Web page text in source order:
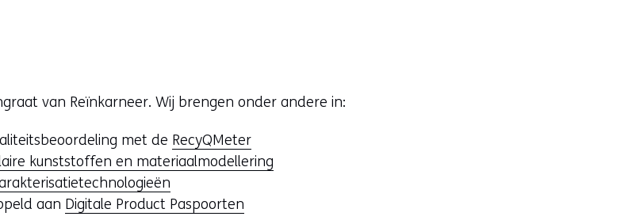
van Reïnkarneer. Wij brengen onder andere in:
met de RecyQMeter
kunststoffen en materiaalmodellering
aan Digitale Product Paspoorten